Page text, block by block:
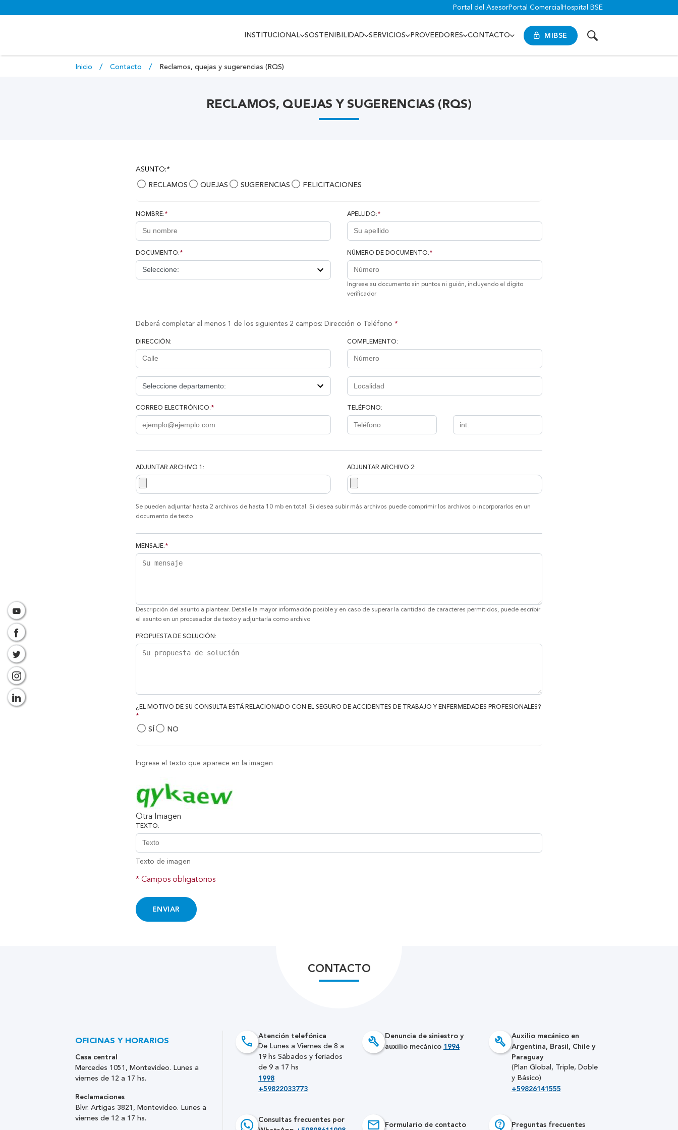
Portal del AsesorPortal Comercial Hospital BSE
MIBSE
INSTITUCIONAL SOSTENIBILIDAD SERVICIOS PROVEEDORES CONTACTO
Inicio Contacto Reclamos, quejas y sugerencias (RQS)
RECLAMOS, QUEJAS Y SUGERENCIAS (RQS)
ASUNTO:*
RECLAMOS QUEJAS SUGERENCIAS FELICITACIONES
NOMBRE:* APELLIDO:*
DOCUMENTO:* NÚMERO DE DOCUMENTO:*
Ingrese su documento sin puntos ni guión, incluyendo el dígito
verificador
Deberá completar al menos 1 de los siguientes 2 campos: Dirección o Teléfono *
DIRECCIÓN: COMPLEMENTO:
CORREO ELECTRÓNICO:* TELÉFONO:
ADJUNTAR ARCHIVO 1: ADJUNTAR ARCHIVO 2:
Se pueden adjuntar hasta 2 archivos de hasta 10 mb en total. Si desea subir más archivos puede comprimir los archivos o incorporarlos en un
documento de texto
MENSAJE:*
Descripción del asunto a plantear. Detalle la mayor información posible y en caso de superar la cantidad de caracteres permitidos, puede escribir
el asunto en un procesador de texto y adjuntarla como archivo
PROPUESTA DE SOLUCIÓN:
¿EL MOTIVO DE SU CONSULTA ESTÁ RELACIONADO CON EL SEGURO DE ACCIDENTES DE TRABAJO Y ENFERMEDADES PROFESIONALES?
*
SÍ NO
Ingrese el texto que aparece en la imagen
Otra Imagen
TEXTO:
Texto de imagen
* Campos obligatorios
ENVIAR
CONTACTO
call Atención telefónica
De Lunes a Viernes de 8 a
19 hs Sábados y feriados
de 9 a 17 hs
1998
+59822033773
build
Denuncia de siniestro y
auxilio mecánico 1994 build
Auxilio mecánico en
Argentina, Brasil, Chile y
Paraguay
(Plan Global, Triple, Doble
y Básico)
+59826141555
Consultas frecuentes por
email Formulario de contacto contact_support Preguntas frecuentes
OFICINAS Y HORARIOS
Casa central
Mercedes 1051, Montevideo. Lunes a
viernes de 12 a 17 hs.
Reclamaciones
Blvr. Artigas 3821, Montevideo. Lunes a
viernes de 12 a 17 hs.